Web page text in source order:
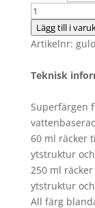
Gulockra
mängd
Lägg till i
Artikelnr:
Teknisk
Superfärgen
60 ml räcker
ytstruktur
250 ml
ytstruktur
All färg